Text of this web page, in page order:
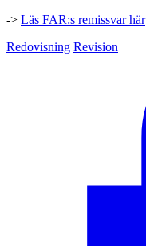
-> Läs FAR:s remissvar här
Redovisning Revision